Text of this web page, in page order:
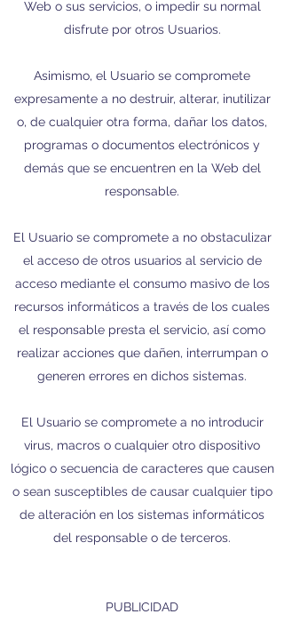
Web o sus servicios, o impedir su normal
disfrute por otros Usuarios.
Asimismo, el Usuario se compromete
expresamente a no destruir, alterar, inutilizar
o, de cualquier otra forma, dañar los datos,
programas o documentos electrónicos y
demás que se encuentren en la Web del
responsable.
El Usuario se compromete a no obstaculizar
el acceso de otros usuarios al servicio de
acceso mediante el consumo masivo de los
recursos informáticos a través de los cuales
el responsable presta el servicio, así como
realizar acciones que dañen, interrumpan o
generen errores en dichos sistemas.
El Usuario se compromete a no introducir
virus, macros o cualquier otro dispositivo
lógico o secuencia de caracteres que causen
o sean susceptibles de causar cualquier tipo
de alteración en los sistemas informáticos
del responsable o de terceros.
PUBLICIDAD